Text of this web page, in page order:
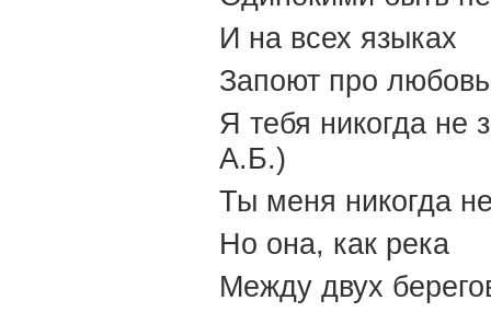
И на всех языках
Запоют про
Я тебя никогда не
А.Б.)
Ты меня никогда
Но она, как река
Между двух